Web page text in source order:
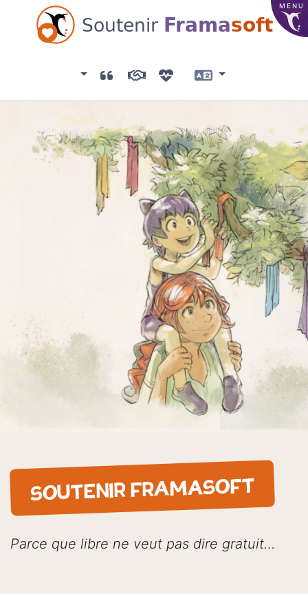
MENU
Soutenir Framasoft
AssociationTémoignages
MécènesListe des dons
Langue
SOUTENIR FRAMASOFT
Parce que libre ne veut pas dire gratuit…